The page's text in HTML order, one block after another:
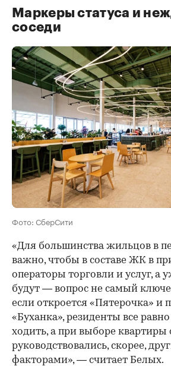
Маркеры статуса и
соседи
Фото: СберСити
«Для большинства жильцов в
важно, чтобы в составе ЖК в
операторы торговли и услуг, а
будут — вопрос не самый
если откроется «Пятерочка» и
«Буханка», резиденты все
ходить, а при выборе квартиры
руководствовались, скорее,
факторами», — считает Белых.